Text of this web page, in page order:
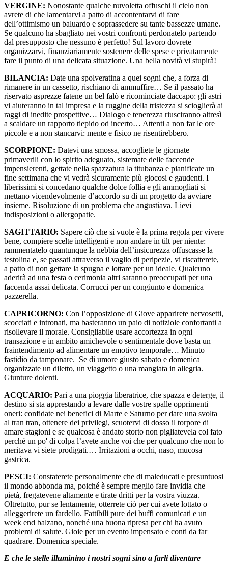
VERGINE: Nonostante qualche nuvoletta offuschi il cielo non
avrete di che lamentarvi a patto di accontentarvi di fare
dell’ottimismo un baluardo e soprassedere su tante bassezze umane.
Se qualcuno ha sbagliato nei vostri confronti perdonatelo partendo
dal presupposto che nessuno è perfetto! Sul lavoro dovrete
organizzarvi, finanziariamente sostenere delle spese e privatamente
fare il punto di una delicata situazione. Una bella novità vi stupirà!
BILANCIA: Date una spolveratina a quei sogni che, a forza di
rimanere in un cassetto, rischiano di ammuffire… Se il passato ha
riservato asprezze fatene un bel falò e ricominciate daccapo: gli astri
vi aiuteranno in tal impresa e la ruggine della tristezza si scioglierà ai
raggi di inedite prospettive… Dialogo e tenerezza riusciranno altresì
a scaldare un rapporto tiepido od incerto… Attenti a non far le ore
piccole e a non stancarvi: mente e fisico ne risentirebbero.
SCORPIONE: Datevi una smossa, accogliete le giornate
primaverili con lo spirito adeguato, sistemate delle faccende
impensierenti, gettate nella spazzatura la titubanza e pianificate un
fine settimana che vi vedrà sicuramente più giocosi e gaudenti. I
liberissimi si concedano qualche dolce follia e gli ammogliati si
mettano vicendevolmente d’accordo su di un progetto da avviare
insieme. Risoluzione di un problema che angustiava. Lievi
indisposizioni o allergopatie.
SAGITTARIO: Sapere ciò che si vuole è la prima regola per vivere
bene, compiere scelte intelligenti e non andare in tilt per niente:
rammentatelo quantunque la nebbia dell’insicurezza offuscasse la
testolina e, se passati attraverso il vaglio di peripezie, vi riscatterete,
a patto di non gettare la spugna e lottare per un ideale. Qualcuno
aderirà ad una festa o cerimonia altri saranno preoccupati per una
faccenda assai delicata. Corrucci per un congiunto e domenica
pazzerella.
CAPRICORNO: Con l’opposizione di Giove apparirete nervosetti,
scocciati e intronati, ma basteranno un paio di notiziole confortanti a
risollevare il morale. Consigliabile usare accortezza in ogni
transazione e in ambito amichevole o sentimentale dove basta un
fraintendimento ad alimentare un emotivo temporale… Minuto
fastidio da tamponare. Se di umore giusto sabato e domenica
organizzate un diletto, un viaggetto o una mangiata in allegria.
Giunture dolenti.
ACQUARIO: Pari a una pioggia liberatrice, che spazza e deterge, il
destino si sta apprestando a levare dalle vostre spalle opprimenti
oneri: confidate nei benefici di Marte e Saturno per dare una svolta
al tran tran, ottenere dei privilegi, scuotervi di dosso il torpore di
amare stagioni e se qualcosa è andato storto non pigliatevela col fato
perché un po' di colpa l’avete anche voi che per qualcuno che non lo
meritava vi siete prodigati.… Irritazioni a occhi, naso, mucosa
gastrica.
PESCI: Constaterete personalmente che di maleducati e presuntuosi
il mondo abbonda ma, poiché è sempre meglio fare invidia che
pietà, fregatevene altamente e tirate dritti per la vostra viuzza.
Oltretutto, pur se lentamente, otterrete ciò per cui avete lottato o
alleggerirete un fardello. Fattibili pure dei buffi comunicati e un
week end balzano, nonché una buona ripresa per chi ha avuto
problemi di salute. Gioie per un evento impensato e conti da far
quadrare. Domenica speciale.
E che le stelle illuminino i nostri sogni sino a farli diventare